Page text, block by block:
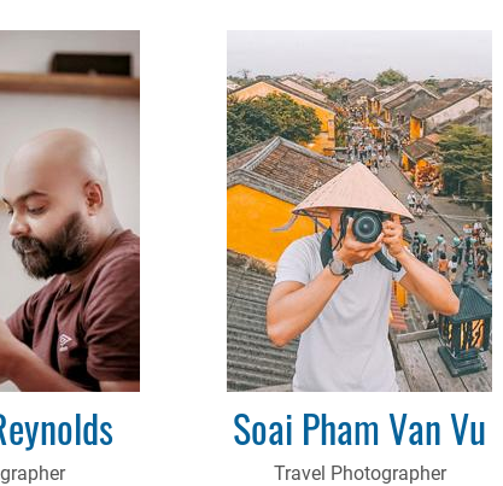
Soai Pham Van Vu
Travel Photographer